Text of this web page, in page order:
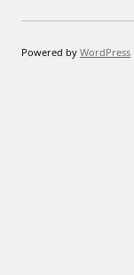
Powered by WordPress